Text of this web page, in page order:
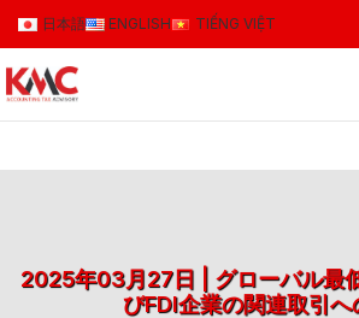
日本語 ENGLISH TIẾNG VIỆT
2025年03月27日 | グローバル最
びFDI企業の関連取引へ